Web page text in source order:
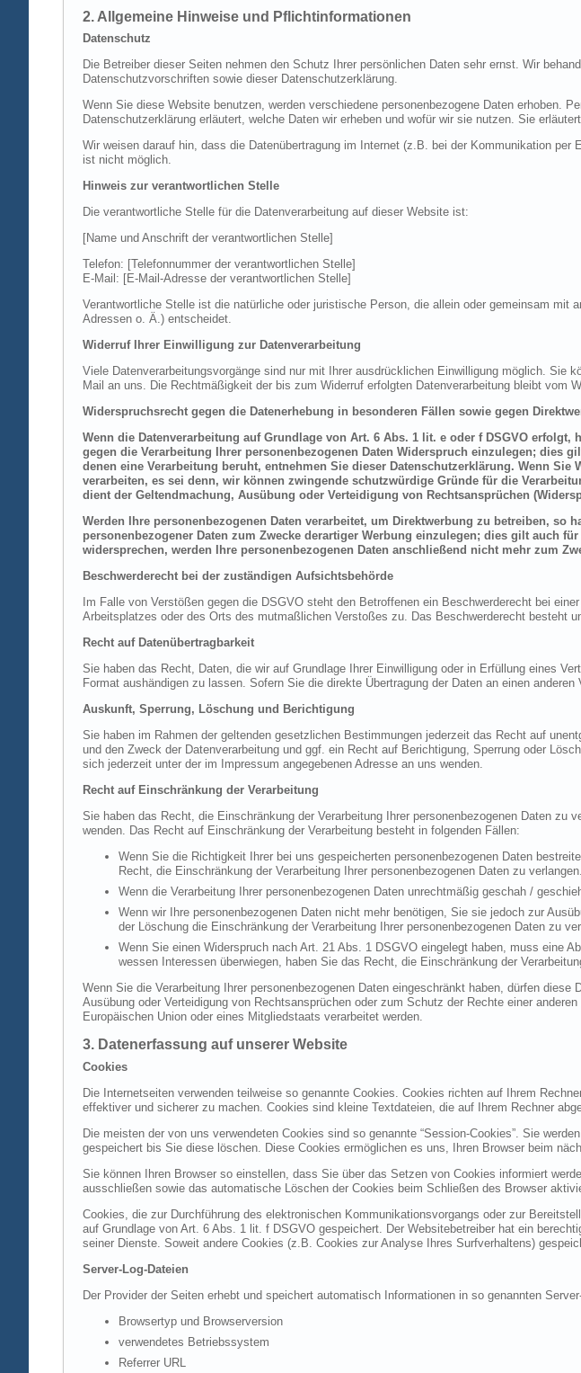
2. Allgemeine Hinweise und Pflichtinformationen
Datenschutz
Die Betreiber dieser Seiten nehmen den Schutz Ihrer persönlichen Daten sehr ernst. Wir
Datenschutzvorschriften sowie dieser Datenschutzerklärung.
Wenn Sie diese Website benutzen, werden verschiedene personenbezogene Daten erhoben.
Datenschutzerklärung erläutert, welche Daten wir erheben und wofür wir sie nutzen. Sie
Wir weisen darauf hin, dass die Datenübertragung im Internet (z.B. bei der Kommunikation
ist nicht möglich.
Hinweis zur verantwortlichen Stelle
Die verantwortliche Stelle für die Datenverarbeitung auf dieser Website ist:
[Name und Anschrift der verantwortlichen Stelle]
Telefon: [Telefonnummer der verantwortlichen Stelle]
E-Mail: [E-Mail-Adresse der verantwortlichen Stelle]
Verantwortliche Stelle ist die natürliche oder juristische Person, die allein oder gemeinsam mit
Adressen o. Ä.) entscheidet.
Widerruf Ihrer Einwilligung zur Datenverarbeitung
Viele Datenverarbeitungsvorgänge sind nur mit Ihrer ausdrücklichen Einwilligung möglich. Sie
Mail an uns. Die Rechtmäßigkeit der bis zum Widerruf erfolgten Datenverarbeitung bleibt vom
Widerspruchsrecht gegen die Datenerhebung in besonderen Fällen sowie gegen
Wenn die Datenverarbeitung auf Grundlage von Art. 6 Abs. 1 lit. e oder f DSGVO
gegen die Verarbeitung Ihrer personenbezogenen Daten Widerspruch einzulegen;
denen eine Verarbeitung beruht, entnehmen Sie dieser Datenschutzerklärung. Wenn
verarbeiten, es sei denn, wir können zwingende schutzwürdige Gründe für die
dient der Geltendmachung, Ausübung oder Verteidigung von Rechtsansprüchen
Werden Ihre personenbezogenen Daten verarbeitet, um Direktwerbung zu betreiben, so
personenbezogener Daten zum Zwecke derartiger Werbung einzulegen; dies gilt auch
widersprechen, werden Ihre personenbezogenen Daten anschließend nicht mehr zum
Beschwerderecht bei der zuständigen Aufsichtsbehörde
Im Falle von Verstößen gegen die DSGVO steht den Betroffenen ein Beschwerderecht bei
Arbeitsplatzes oder des Orts des mutmaßlichen Verstoßes zu. Das Beschwerderecht besteht
Recht auf Datenübertragbarkeit
Sie haben das Recht, Daten, die wir auf Grundlage Ihrer Einwilligung oder in Erfüllung eines
Format aushändigen zu lassen. Sofern Sie die direkte Übertragung der Daten an einen
Auskunft, Sperrung, Löschung und Berichtigung
Sie haben im Rahmen der geltenden gesetzlichen Bestimmungen jederzeit das Recht auf
und den Zweck der Datenverarbeitung und ggf. ein Recht auf Berichtigung, Sperrung oder
sich jederzeit unter der im Impressum angegebenen Adresse an uns wenden.
Recht auf Einschränkung der Verarbeitung
Sie haben das Recht, die Einschränkung der Verarbeitung Ihrer personenbezogenen Daten
wenden. Das Recht auf Einschränkung der Verarbeitung besteht in folgenden Fällen:
Wenn Sie die Richtigkeit Ihrer bei uns gespeicherten personenbezogenen Daten
Recht, die Einschränkung der Verarbeitung Ihrer personenbezogenen Daten zu verlangen.
Wenn die Verarbeitung Ihrer personenbezogenen Daten unrechtmäßig geschah /
Wenn wir Ihre personenbezogenen Daten nicht mehr benötigen, Sie sie jedoch zur
der Löschung die Einschränkung der Verarbeitung Ihrer personenbezogenen Daten zu
Wenn Sie einen Widerspruch nach Art. 21 Abs. 1 DSGVO eingelegt haben, muss eine
wessen Interessen überwiegen, haben Sie das Recht, die Einschränkung der
Wenn Sie die Verarbeitung Ihrer personenbezogenen Daten eingeschränkt haben, dürfen
Ausübung oder Verteidigung von Rechtsansprüchen oder zum Schutz der Rechte einer
Europäischen Union oder eines Mitgliedstaats verarbeitet werden.
3. Datenerfassung auf unserer Website
Cookies
Die Internetseiten verwenden teilweise so genannte Cookies. Cookies richten auf Ihrem
effektiver und sicherer zu machen. Cookies sind kleine Textdateien, die auf Ihrem Rechner
Die meisten der von uns verwendeten Cookies sind so genannte “Session-Cookies”. Sie
gespeichert bis Sie diese löschen. Diese Cookies ermöglichen es uns, Ihren Browser beim
Sie können Ihren Browser so einstellen, dass Sie über das Setzen von Cookies informiert
ausschließen sowie das automatische Löschen der Cookies beim Schließen des Browser
Cookies, die zur Durchführung des elektronischen Kommunikationsvorgangs oder zur
auf Grundlage von Art. 6 Abs. 1 lit. f DSGVO gespeichert. Der Websitebetreiber hat ein
seiner Dienste. Soweit andere Cookies (z.B. Cookies zur Analyse Ihres Surfverhaltens)
Server-Log-Dateien
Der Provider der Seiten erhebt und speichert automatisch Informationen in so genannten
Browsertyp und Browserversion
verwendetes Betriebssystem
Referrer URL